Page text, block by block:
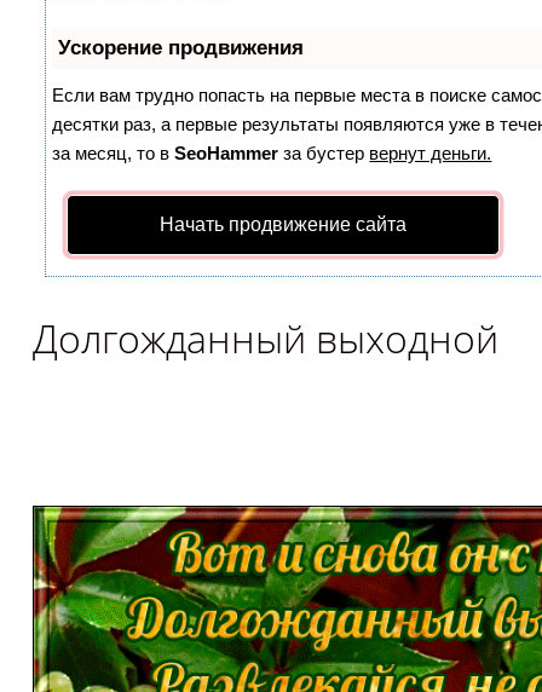
Ускорение продвижения
Если вам трудно попасть на первые места в поиске
десятки раз, а первые результаты появляются уже в
за месяц, то вSeoHammer за бустер вернут деньги.
Начать продвижение сайта
Долгожданный выходной